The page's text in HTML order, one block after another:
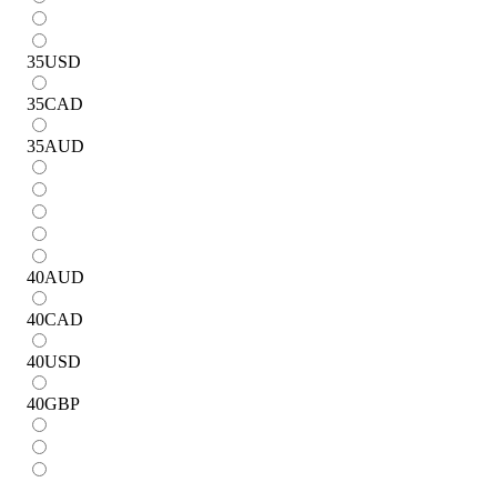
35USD
35CAD
35AUD
40AUD
40CAD
40USD
40GBP